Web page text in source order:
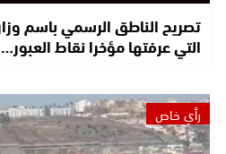
تصريح الناطق الرسمي باسم
التي عرفتها مؤخرا نقاط العبور…
رأي خاص